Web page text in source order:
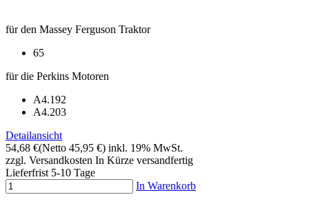
für den Massey Ferguson Traktor
65
für die Perkins Motoren
A4.192
A4.203
Detailansicht
54,68 €(Netto 45,95 €) inkl. 19% MwSt.
zzgl. Versandkosten In Kürze versandfertig
Lieferfrist 5-10 Tage
In Warenkorb